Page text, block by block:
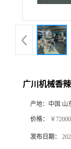
广川机械香
产地： 中国 山
价格： ￥
发布日期：